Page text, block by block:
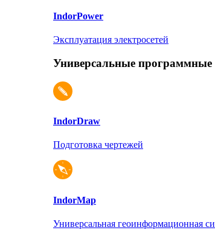
IndorPower
Эксплуатация электросетей
Универсальные
IndorDraw
Подготовка чертежей
IndorMap
Универсальная геоинформационная